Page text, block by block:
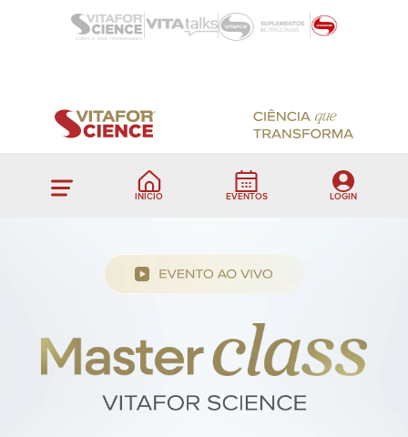
INÍCIO EVENTOS LOGIN